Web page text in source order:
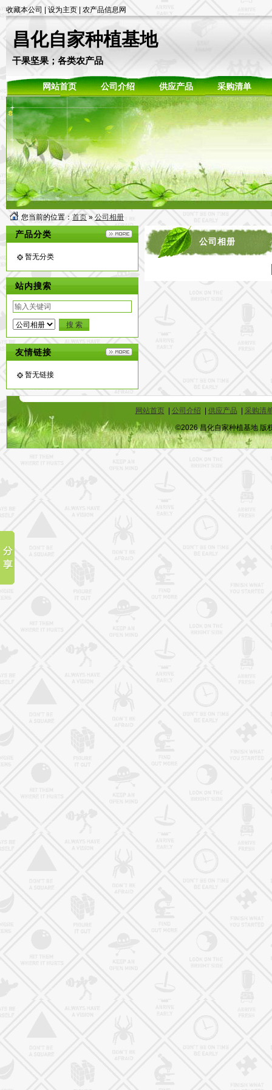
收藏本公司 设为主页 农产品信息网
昌化自家种植基地
干果坚果；各类农产品
网站首页 公司介绍 供应产品 采购清单
您当前的位置： 首页 » 公司相册
产品分类
暂无分类
站内搜索
友情链接
暂无链接
公司相册
网站首页| 公司介绍 供应产品
采购清
©2026 昌化自家种植基地 版